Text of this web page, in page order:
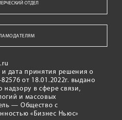
ОТДЕЛ
дата принятия решения о
от 18.01.2022г. выдано
в сфере связи,
и массовых
— Общество с
«Бизнес Ньюс»